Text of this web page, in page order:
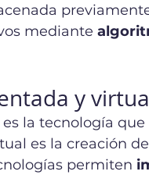
mediante
y
la tecnología
es la creación
permiten